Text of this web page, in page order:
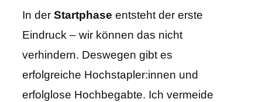
In der Startphase entsteht der erste
Eindruck – wir können das nicht
verhindern. Deswegen gibt es
erfolgreiche Hochstapler:innen und
erfolglose Hochbegabte. Ich vermeide